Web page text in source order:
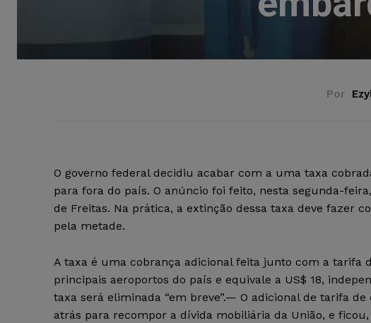
Por
O governo federal decidiu acabar com a uma taxa
para fora do país. O anúncio foi feito, nesta segunda-
de Freitas. Na prática, a extinção dessa taxa deve fazer
pela metade.
A taxa é uma cobrança adicional feita junto com a tarifa
principais aeroportos do país e equivale a US$ 18,
taxa será eliminada “em breve”.— O adicional de tarifa
atrás para recompor a dívida mobiliária da União, e